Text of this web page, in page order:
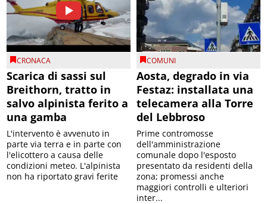
CRONACA
Scarica di sassi sul
Breithorn, tratto in
salvo alpinista ferito a
una gamba
L'intervento è avvenuto in
parte via terra e in parte con
l'elicottero a causa delle
condizioni meteo. L'alpinista
non ha riportato gravi ferite
COMUNI
Aosta, degrado in via
Festaz: installata una
telecamera alla Torre
del Lebbroso
Prime contromosse
dell'amministrazione
comunale dopo l'esposto
presentato da residenti della
zona; promessi anche
maggiori controlli e ulteriori
inter...